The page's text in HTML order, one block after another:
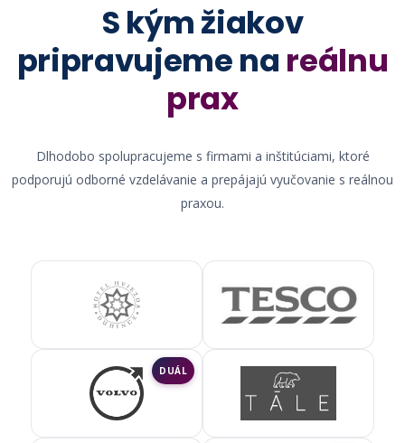
S kým žiakov
pripravujeme na reálnu
prax
Dlhodobo spolupracujeme s firmami a inštitúciami, ktoré
podporujú odborné vzdelávanie a prepájajú vyučovanie s reálnou
praxou.
DUÁL